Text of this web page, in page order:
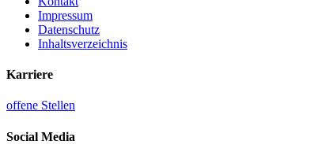
Impressum
Datenschutz
Inhaltsverzeichnis
Karriere
offene Stellen
Social Media